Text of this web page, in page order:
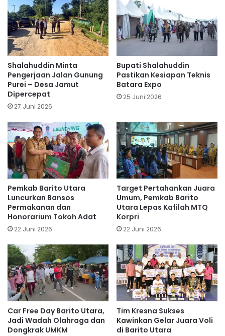
Shalahuddin Minta
Pengerjaan Jalan Gunung
Purei – Desa Jamut
Dipercepat
27 Juni 2026
Bupati Shalahuddin
Pastikan Kesiapan Teknis
Batara Expo
25 Juni 2026
Pemkab Barito Utara
Luncurkan Bansos
Permakanan dan
Honorarium Tokoh Adat
22 Juni 2026
Target Pertahankan Juara
Umum, Pemkab Barito
Utara Lepas Kafilah MTQ
Korpri
22 Juni 2026
Car Free Day Barito Utara,
Jadi Wadah Olahraga dan
Dongkrak UMKM
Tim Kresna Sukses
Kawinkan Gelar Juara Voli
di Barito Utara